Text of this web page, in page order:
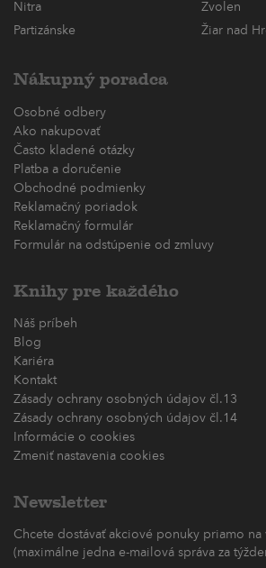
Nitra
Zvolen
Partizánske
Žiar nad
Nákupný poradca
Osobné odbery
Ako nakupovať
Často kladené otázky
Platba a doručenie
Obchodné podmienky
Reklamačný poriadok
Reklamačný formulár
Formulár na odstúpenie od zmluvy
Knihy pre každého
Náš príbeh
Blog
Kariéra
Kontakt
Zásady ochrany osobných údajov čl.13
Zásady ochrany osobných údajov čl.14
Informácie o cookies
Zmeniť nastavenia cookies
Newsletter
Chcete dostávať akciové ponuky priamo na
(maximálne jedna e-mailová správa za